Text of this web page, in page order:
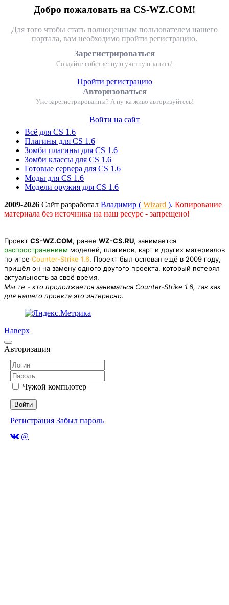
Добро пожаловать на CS-WZ.COM!
Для того чтобы стать полноценным пользователем нашего
портала, вам необходимо пройти регистрацию.
Зарегистрироваться
Создайте собственную учетную запись!
Пройти регистрацию
Авторизоваться
Уже зарегистрированны? А ну-ка живо авторизуйтесь!
Войти на сайт
Всё для CS 1.6
Плагины для CS 1.6
Зомби плагины для CS 1.6
Зомби классы для CS 1.6
Готовые сервера для CS 1.6
Моды для CS 1.6
Модели оружия для CS 1.6
2009-2026 Сайт разработал Владимир ( Wizard ). Копирование
материала без источника на наш ресурс - запрещено!
Проект CS-WZ.COM, ранее WZ-CS.RU, занимается
распространением моделей, плагинов, карт и других материалов
по игре Counter-Strike 1.6. Проект был основан ещё в 2009 году,
пришёл он на замену одного другого проекта, который потерял
актуальность за своё время.
Мы те - кто продолжается заниматься Counter-Strike 1.6, так как
для нашего проекта это интересно.
Наверх
Авторизация
Чужой компьютер
Войти
Регистрация Забыл пароль
@